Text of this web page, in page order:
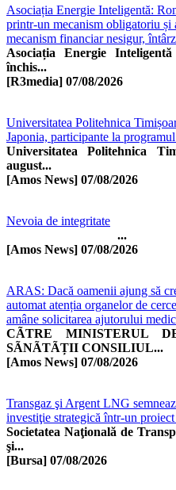
Asociația Energie Inteligentă:
printr-un mecanism obligatoriu și
mecanism financiar nesigur,
Asociația Energie
închis...
[R3media] 07/08/2026
Universitatea Politehnica
Japonia, participante la
Universitatea Politehnica
august...
[Amos News] 07/08/2026
Nevoia de integritate
...
[Amos News] 07/08/2026
ARAS: Dacă oamenii ajung să
automat atenția organelor de
amâne solicitarea ajutorului
CÃTRE MINISTERUL
SÃNÃTÃȚII CONSILIUL...
[Amos News] 07/08/2026
Transgaz şi Argent LNG
investiţie strategică într-un
Societatea Naţională de
şi...
[Bursa] 07/08/2026